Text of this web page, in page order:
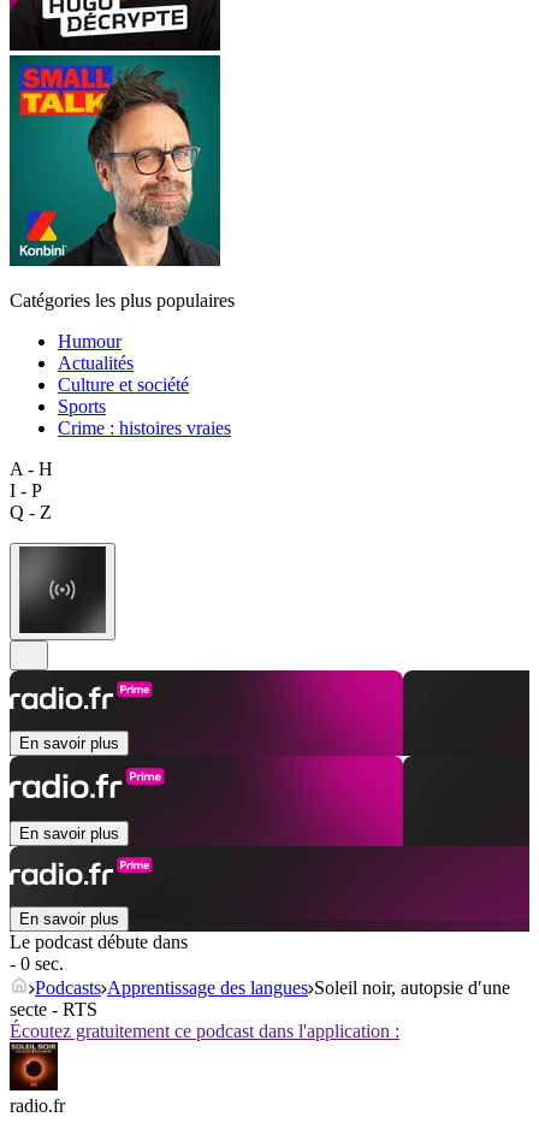
Catégories les plus populaires
Humour
Actualités
Culture et société
Sports
Crime : histoires vraies
A - H
I - P
Q - Z
En savoir plus
En savoir plus
En savoir plus
Le podcast débute dans
- 0 sec.
Podcasts Apprentissage des langues Soleil noir, autopsie dʹune
secte ‐ RTS
Écoutez gratuitement ce podcast dans l'application :
radio.fr